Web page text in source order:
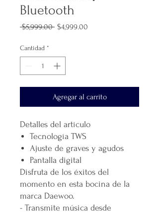
Bluetooth
$5,999.00 Precio
$4,999.00
Cantidad *
Agregar al carrito
Detalles del artículo
Tecnología TWS
Ajuste de graves y agudos
Pantalla digital
Disfruta de los éxitos del
momento en esta bocina de la
marca Daewoo.
- Transmite música desde